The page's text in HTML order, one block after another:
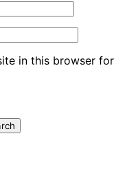
in this browser